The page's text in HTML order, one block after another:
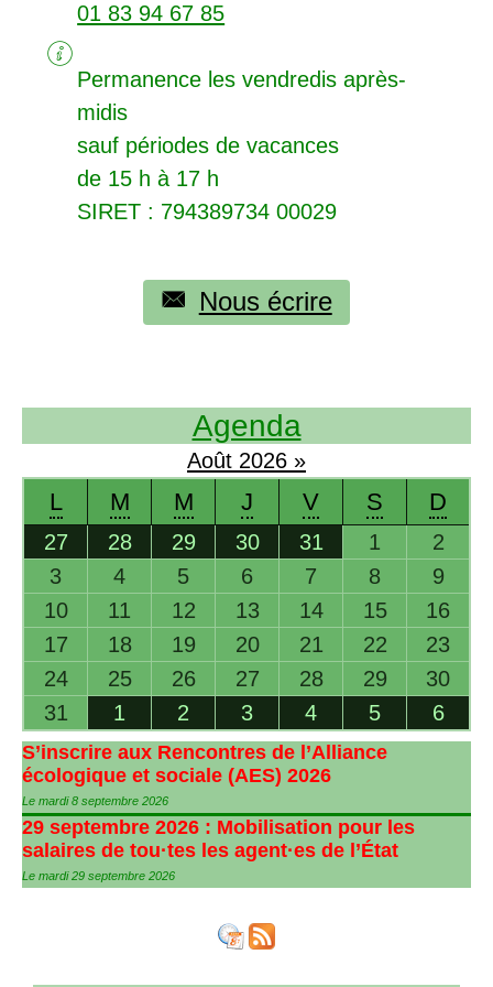
01 83 94 67 85
Permanence les vendredis après-
midis
sauf périodes de vacances
de 15 h à 17 h
SIRET: 794389734 00029
Nous écrire
Agenda
Août 2026 »
L M M J V S D
27 28 29 30 31 1
2
3
4 5 6 7 8
9
10
11 12 13 14 15
16
17
18 19 20 21 22
23
24
25 26 27 28 29
30
31
1 2 3 4 5 6
S’inscrire aux Rencontres de l’Alliance
écologique et sociale (AES) 2026
Le mardi 8 septembre 2026
29 septembre 2026 : Mobilisation pour les
salaires de tou·tes les agent·es de l’État
Le mardi 29 septembre 2026